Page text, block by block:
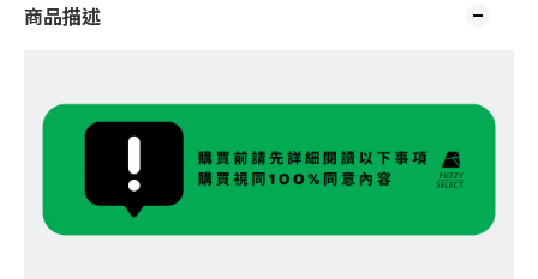
商品描述